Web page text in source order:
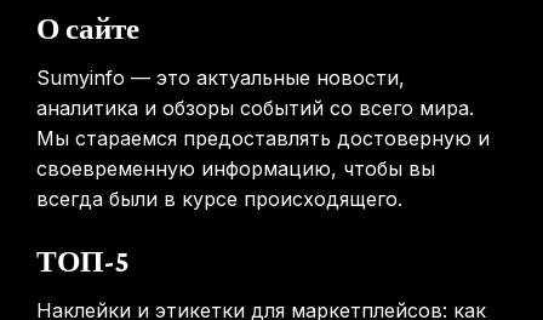
выявления рисков раннего старения
О сайте
Sumyinfo — это актуальные новости,
аналитика и обзоры событий со всего мира.
Мы стараемся предоставлять достоверную и
своевременную информацию, чтобы вы
всегда были в курсе происходящего.
ТОП-5
Наклейки и этикетки для маркетплейсов: как